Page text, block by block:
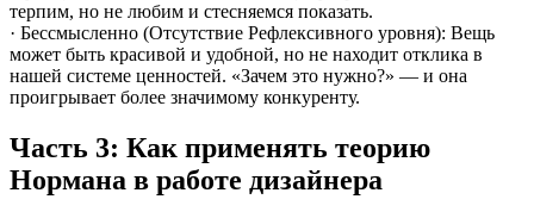
терпим, но не любим и стесняемся показать.
· Бессмысленно (Отсутствие Рефлексивного уровня): Вещь
может быть красивой и удобной, но не находит отклика в
нашей системе ценностей. «Зачем это нужно?» — и она
проигрывает более значимому конкуренту.
Часть 3: Как применять теорию
Нормана в работе дизайнера